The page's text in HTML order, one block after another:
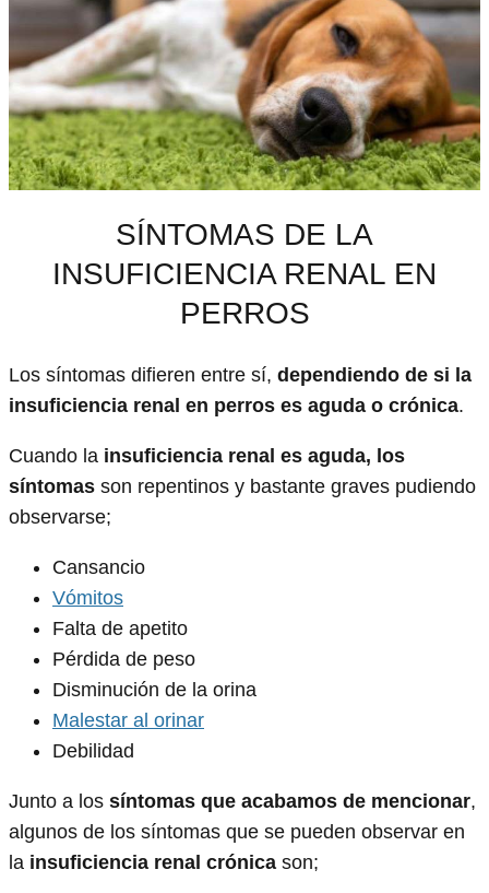
SÍNTOMAS DE LA
INSUFICIENCIA RENAL EN
PERROS
Los síntomas difieren entre sí, dependiendo de si la
insuficiencia renal en perros es aguda o crónica.
Cuando la insuficiencia renal es aguda, los
síntomas son repentinos y bastante graves pudiendo
observarse;
Cansancio
Vómitos
Falta de apetito
Pérdida de peso
Disminución de la orina
Malestar al orinar
Debilidad
Junto a los síntomas que acabamos de mencionar,
algunos de los síntomas que se pueden observar en
la insuficiencia renal crónica son;